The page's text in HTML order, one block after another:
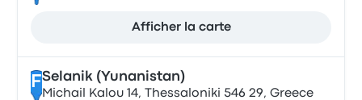
Afficher la carte
FSelanik (Yunanistan)
Michail Kalou 14, Thessaloniki 546 29, Greece